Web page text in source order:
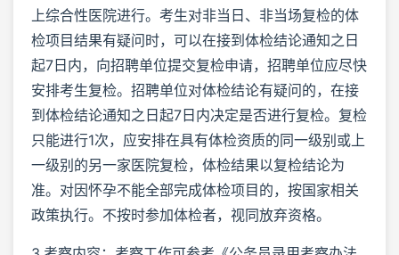
上综合性医院进行。考生对非当日、非当场复检的体
检项目结果有疑问时，可以在接到体检结论通知之日
起7日内，向招聘单位提交复检申请，招聘单位应尽快
安排考生复检。招聘单位对体检结论有疑问的，在接
到体检结论通知之日起7日内决定是否进行复检。复检
只能进行1次，应安排在具有体检资质的同一级别或上
一级别的另一家医院复检，体检结果以复检结论为
准。对因怀孕不能全部完成体检项目的，按国家相关
政策执行。不按时参加体检者，视同放弃资格。